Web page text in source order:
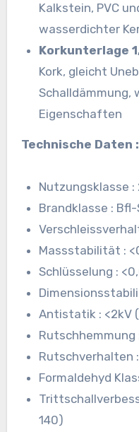
Kalkstein, PVC
wasserdichter
Korkunterlage
Kork, gleicht
Schalldämmung,
Eigenschaften
Technische Daten :
Nutzungsklasse :
Brandklasse : Bfl-
Massstabilität :
Schlüsselung :
Antistatik : <2kV
Rutschhemmung
Rutschverhalten :
Formaldehyd
140)